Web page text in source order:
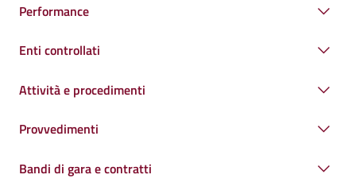
Performance
Enti controllati
Attività e procedimenti
Provvedimenti
Bandi di gara e contratti